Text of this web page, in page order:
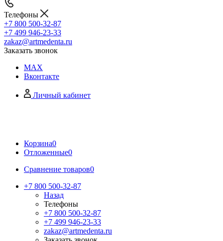
Телефоны
+7 800 500-32-87
+7 499 946-23-33
zakaz@artmedenta.ru
Заказать звонок
MAX
Вконтакте
Личный кабинет
Корзина0
Отложенные0
Сравнение товаров0
+7 800 500-32-87
Назад
Телефоны
+7 800 500-32-87
+7 499 946-23-33
zakaz@artmedenta.ru